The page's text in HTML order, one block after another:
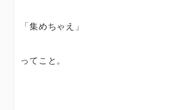
「集めちゃえ」
ってこと。